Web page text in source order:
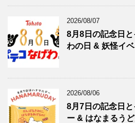
2026/08/07
8月8日の記念日
わの日 & 妖怪イベ
2026/08/06
8月7日の記念日
ー & はなまるう